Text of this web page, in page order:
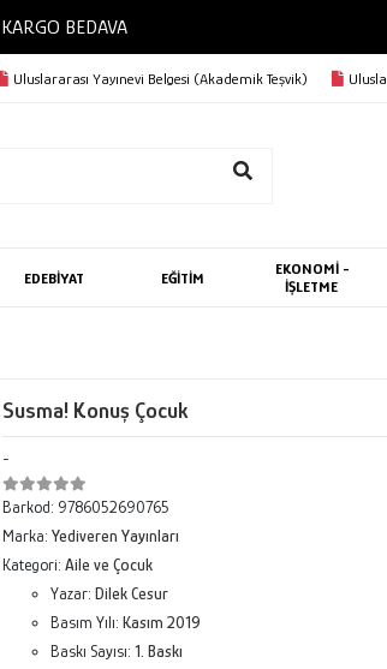
KARGO BEDAVA
Uluslararası Yayınevi Belgesi (Akademik Teşvik)
EDEBİYAT EĞİTİM
EKONOMİ -
İŞLETME
Susma! Konuş Çocuk
-
Barkod: 9786052690765
Marka: Yediveren Yayınları
Kategori: Aile ve Çocuk
Yazar: Dilek Cesur
Basım Yılı: Kasım 2019
Baskı Sayısı: 1. Baskı